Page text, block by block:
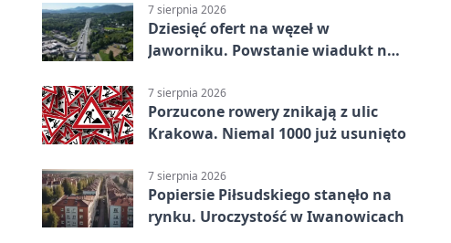
7 sierpnia 2026
Dziesięć ofert na węzeł w
Jaworniku. Powstanie wiadukt nad
7 sierpnia 2026
Porzucone rowery znikają z ulic
Krakowa. Niemal 1000 już usunięto
7 sierpnia 2026
Popiersie Piłsudskiego stanęło na
rynku. Uroczystość w Iwanowicach